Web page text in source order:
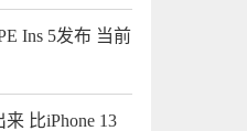
Ins 5发布 当前
比iPhone 13